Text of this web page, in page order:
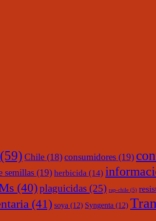
(59) Chile (18)consumidores (19)
semillas (19) herbicida (14)
(40)plaguicidas (25) rap-chile (5)
(41) soya (12) Syngenta (12)